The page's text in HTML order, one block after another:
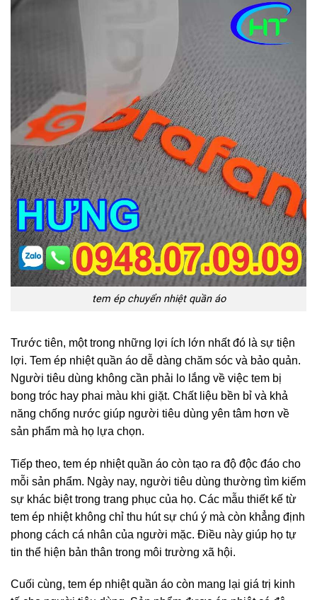
tem ép chuyển nhiệt quần áo
Trước tiên, một trong những lợi ích lớn nhất đó là sự tiện
lợi. Tem ép nhiệt quần áo dễ dàng chăm sóc và bảo quản.
Người tiêu dùng không cần phải lo lắng về việc tem bị
bong tróc hay phai màu khi giặt. Chất liệu bền bỉ và khả
năng chống nước giúp người tiêu dùng yên tâm hơn về
sản phẩm mà họ lựa chọn.
Tiếp theo, tem ép nhiệt quần áo còn tạo ra độ độc đáo cho
mỗi sản phẩm. Ngày nay, người tiêu dùng thường tìm kiếm
sự khác biệt trong trang phục của họ. Các mẫu thiết kế từ
tem ép nhiệt không chỉ thu hút sự chú ý mà còn khẳng định
phong cách cá nhân của người mặc. Điều này giúp họ tự
tin thể hiện bản thân trong môi trường xã hội.
Cuối cùng, tem ép nhiệt quần áo còn mang lại giá trị kinh